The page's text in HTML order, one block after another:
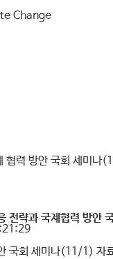
Change
협력 방안 국회 세미나
전략과 국제협력 방안
국회 세미나(11/1) 자